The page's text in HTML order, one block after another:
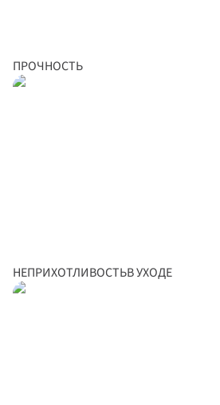
ПРОЧНОСТЬ
НЕПРИХОТЛИВОСТЬВ УХОДЕ